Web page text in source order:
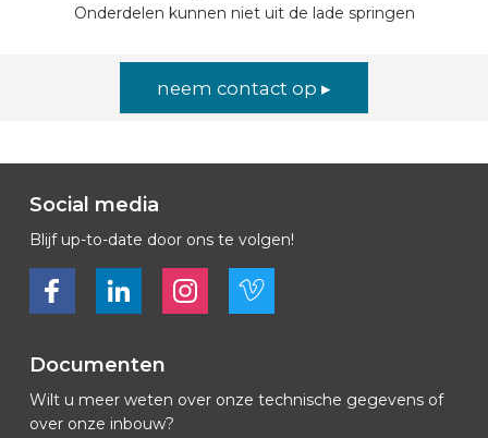
Onderdelen kunnen niet uit de lade springen
neem contact op ▸
Social media
Blijf up-to-date door ons te volgen!
Bekijk ons op FacebookBekijk ons op LinkedInBekijk ons op LinkedInBekijk ons op Vimeo
Documenten
Wilt u meer weten over onze technische gegevens of
over onze inbouw?